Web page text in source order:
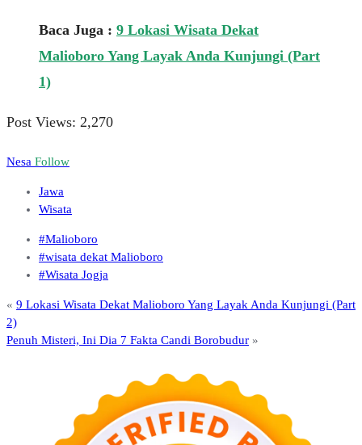
Baca Juga : 9 Lokasi Wisata Dekat
Malioboro Yang Layak Anda Kunjungi (Part
1)
Post Views: 2,270
Nesa Follow
Jawa
Wisata
#Malioboro
#wisata dekat Malioboro
#Wisata Jogja
« 9 Lokasi Wisata Dekat Malioboro Yang Layak Anda Kunjungi (Part
2)
Penuh Misteri, Ini Dia 7 Fakta Candi Borobudur »